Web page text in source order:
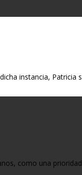
instancia, Patricia
como una